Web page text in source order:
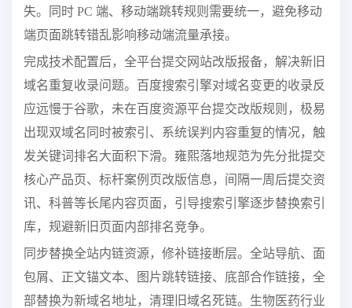
失。同时 PC 端、移动端跳转规则需要统一，避免移动
端页面跳转错乱影响移动端流量承接。
完成技术配置后，全平台提交网站改版报备，解决新旧
域名重复收录问题。百度搜索引擎对域名变更的收录反
应远慢于谷歌，未在百度资源平台提交改版规则，极易
出现双域名同时被索引、系统误判内容重复的情况，触
发关键词排名大面积下滑。雍熙落地规范为先分批提交
核心产品页、标杆案例页改版信息，间隔一周后提交资
讯、科普等长尾内容页面，引导搜索引擎逐步替换索引
库，规避新旧页面内部排名竞争。
同步替换全站内链资源，修补链接断层。全站导航、面
包屑、正文锚文本、图片跳转链接、底部合作链接，全
部替换为新域名地址，清理旧域名死链。生物医药行业